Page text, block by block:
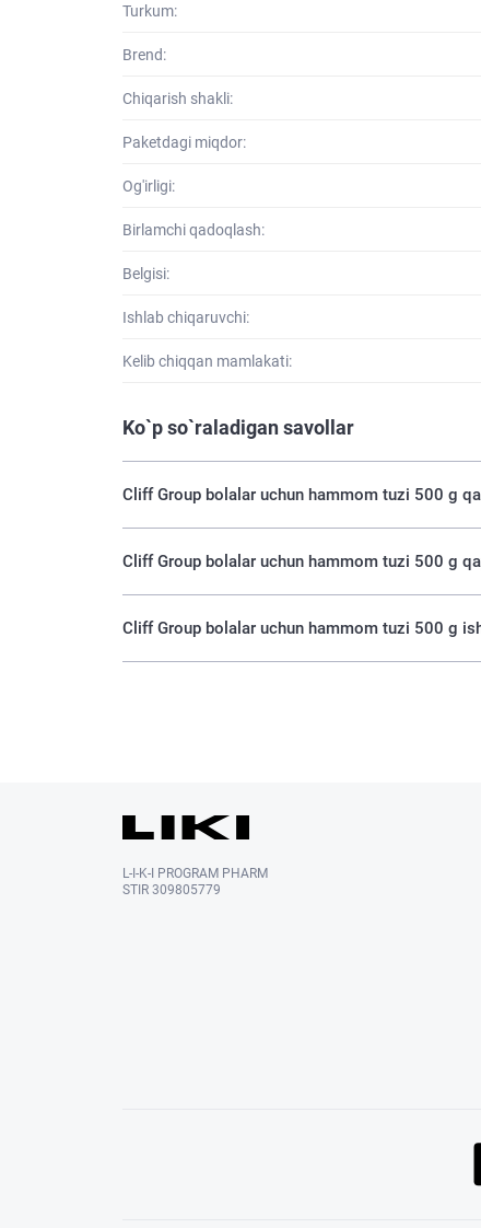
Turkum:
Brend:
Chiqarish shakli:
Paketdagi miqdor:
Og'irligi:
Birlamchi qadoqlash:
Belgisi:
Ishlab chiqaruvchi:
Kelib chiqqan mamlakati:
Ko`p so`raladigan savollar
Cliff Group bolalar uchun hammom tuzi 500 g
Cliff Group bolalar uchun hammom tuzi 500 g
Cliff Group bolalar uchun hammom tuzi 500 g
L-I-K-I PROGRAM PHARM
STIR 309805779